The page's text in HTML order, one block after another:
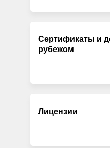
Сертификаты и
рубежом
Лицензии